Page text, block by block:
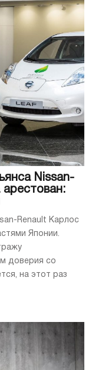
Nissan-
арестован:
Renault Карлос
Японии.
доверия со
на этот раз